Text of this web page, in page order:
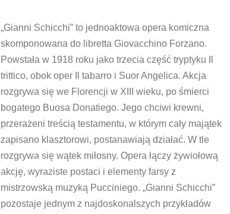
„Gianni Schicchi” to jednoaktowa opera komiczna
skomponowana do libretta Giovacchino Forzano.
Powstała w 1918 roku jako trzecia część tryptyku Il
trittico, obok oper Il tabarro i Suor Angelica. Akcja
rozgrywa się we Florencji w XIII wieku, po śmierci
bogatego Buosa Donatiego. Jego chciwi krewni,
przerażeni treścią testamentu, w którym cały majątek
zapisano klasztorowi, postanawiają działać. W tle
rozgrywa się wątek miłosny. Opera łączy żywiołową
akcję, wyraziste postaci i elementy farsy z
mistrzowską muzyką Pucciniego. „Gianni Schicchi”
pozostaje jednym z najdoskonalszych przykładów